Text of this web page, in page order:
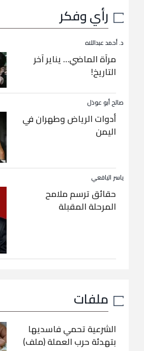
رأي وفكر
د. أحمد عبداللاه
مرآة الماضي… يناير آخر
التاريخ!
صالح أبو عوذل
أدوات الرياض وطهران في
اليمن
ياسر اليافعي
حقائق ترسم ملامح
المرحلة المقبلة
ملفات
الشرعية تحمي فاسديها
بتهدئة حرب العملة (ملف)